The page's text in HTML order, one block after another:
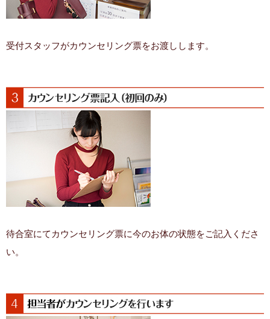
受付スタッフがカウンセリング票をお渡しします。
待合室にてカウンセリング票に今のお体の状態をご記入くださ
い。